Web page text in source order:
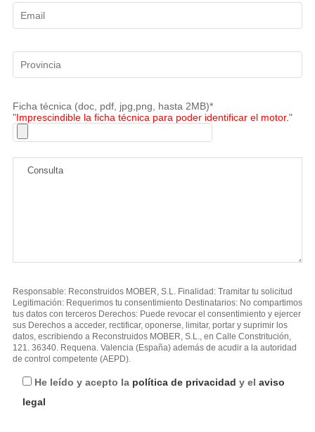
Ficha técnica (doc, pdf, jpg,png, hasta 2MB)*
"Imprescindible la ficha técnica para poder identificar el motor."
Responsable: Reconstruidos MOBER, S.L. Finalidad: Tramitar tu solicitud
Legitimación: Requerimos tu consentimiento Destinatarios: No compartimos
tus datos con terceros Derechos: Puede revocar el consentimiento y ejercer
sus Derechos a acceder, rectificar, oponerse, limitar, portar y suprimir los
datos, escribiendo a Reconstruidos MOBER, S.L., en Calle Constritución,
121. 36340. Requena. Valencia (España) además de acudir a la autoridad
de control competente (AEPD).
He leído y acepto la política de privacidad y el aviso
legal